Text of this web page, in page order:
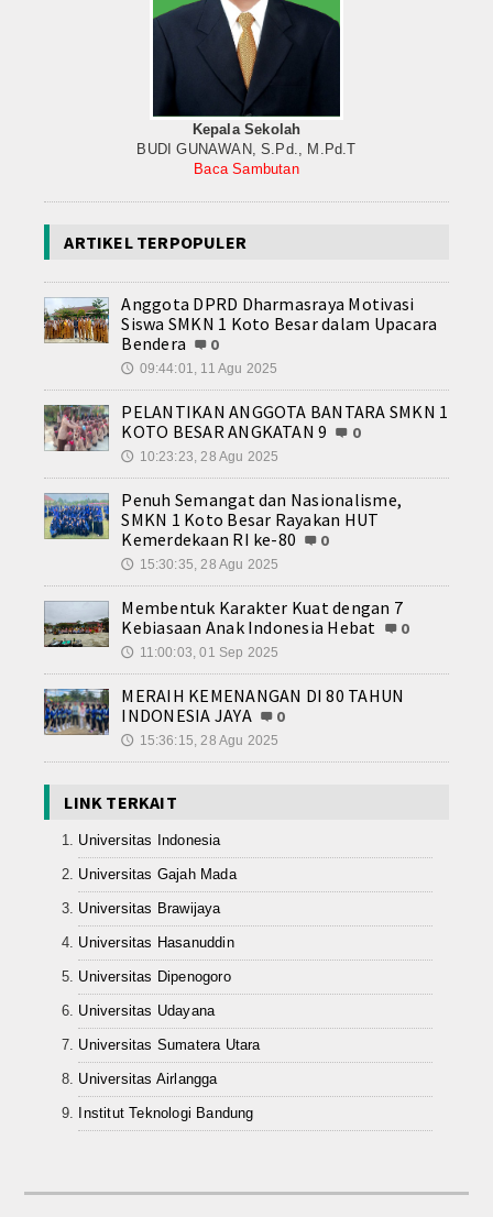
Kepala Sekolah
BUDI GUNAWAN, S.Pd., M.Pd.T
Baca Sambutan
ARTIKEL TERPOPULER
Anggota DPRD Dharmasraya Motivasi
Siswa SMKN 1 Koto Besar dalam Upacara
Bendera
0
🕔 09:44:01, 11 Agu 2025
PELANTIKAN ANGGOTA BANTARA SMKN 1
KOTO BESAR ANGKATAN 9
0
🕔 10:23:23, 28 Agu 2025
Penuh Semangat dan Nasionalisme,
SMKN 1 Koto Besar Rayakan HUT
Kemerdekaan RI ke-80
0
🕔 15:30:35, 28 Agu 2025
Membentuk Karakter Kuat dengan 7
Kebiasaan Anak Indonesia Hebat
0
🕔 11:00:03, 01 Sep 2025
MERAIH KEMENANGAN DI 80 TAHUN
INDONESIA JAYA
0
🕔 15:36:15, 28 Agu 2025
LINK TERKAIT
Universitas Indonesia
Universitas Gajah Mada
Universitas Brawijaya
Universitas Hasanuddin
Universitas Dipenogoro
Universitas Udayana
Universitas Sumatera Utara
Universitas Airlangga
Institut Teknologi Bandung